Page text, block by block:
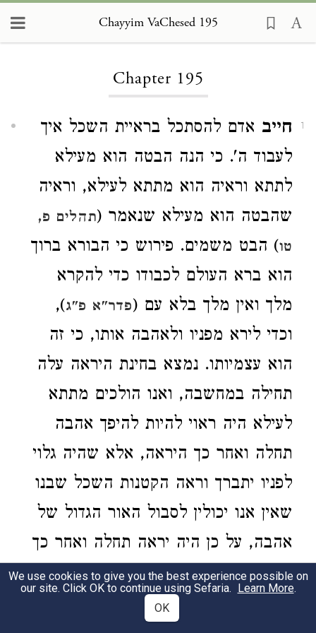
Chayyim VaChesed 195
Chapter 195
1 חייב אדם להסתכל בראיית השכל איך
לעבוד ה'. כי הנה הבטה הוא מעילא
לתתא וראיה הוא מתתא לעילא, וראיה
שהבטה הוא מעילא שנאמר (תהלים פ,
טו) הבט משמים. פירוש כי הבורא ברוך
הוא ברא העולם לכבודו כדי להקרא
מלך ואין מלך בלא עם (פדר"א פ"ג),
וכדי לירא מפניו ולאהבה אותו, כי זה
הוא עצמיותו. נמצא בחינת היראה עלה
תחילה במחשבה, ואנו הולכים מתתא
לעילא היה ראוי להיות להיפך אהבה
תחלה ואחר כך היראה, אלא שהיה גלוי
לפניו יתברך וראה הקטנות השכל שבנו
שאין אנו יכולין לסבול האור הגדול של
אהבה, על כן היה יראה תחלה ואחר כך
אהבה, ואחר כך יראה אמיתות שעלה
ברצונו. וזה פירוש (בראשית מח, יד
We use cookies to give you the best experience possible on
our site. Click OK to continue using Sefaria. Learn More.
OK